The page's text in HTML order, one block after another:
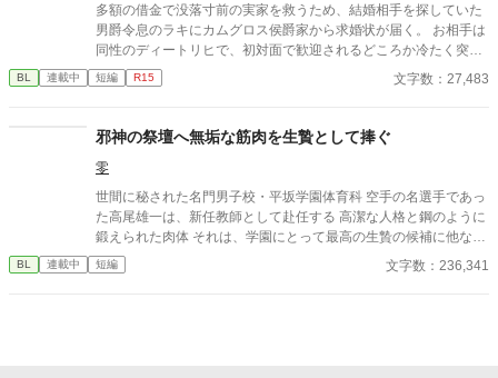
多額の借金で没落寸前の実家を救うため、結婚相手を探していた
男爵令息のラキにカムグロス侯爵家から求婚状が届く。 お相手は
同性のディートリヒで、初対面で歓迎されるどころか冷たく突き
放されてしまう。 『必要最低限関わるな』 『愛人を作るな』
『男遊びならしてもいい』 ディートリヒから実家の借金を完済す
め上手なラキの周りには可愛い令息が集まり、推し活状態に。 一
方、ディートリヒだけが嫉妬で胃を痛める日々。 ラキへの恋心を
BL 連載中 短編 R15 文字数：27,483
邪神の祭壇へ無垢な筋肉を生贄として捧ぐ
零
世間に秘された名門男子校・平坂学園体育科 空手の名選手であっ
た高尾雄一は、新任教師として赴任する 高潔な人格と鋼のように
鍛えられた肉体 それは、学園にとって最高の生贄の候補に他なら
なかった 至高の筋肉を持つ、精神を削られ意志をなくした青年を
太古の神に捧げるため、“水”、“風”、“土”の信奉者達が暗躍する 意
BL 連載中 短編 文字数：236,341